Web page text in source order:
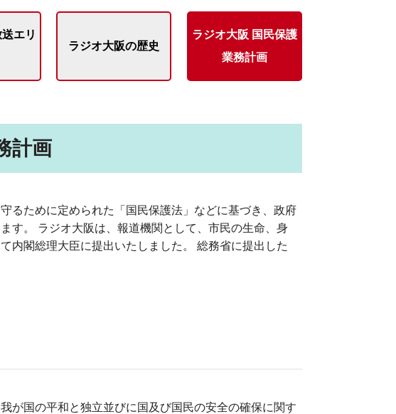
エリ
ラジオ大阪の歴史
ラジオ大阪 国民保護
業務計画
計画
るために定められた「国民保護法」などに基づき、政府
す。 ラジオ大阪は、報道機関として、市民の生命、身
内閣総理大臣に提出いたしました。 総務省に提出した
が国の平和と独立並びに国及び国民の安全の確保に関す